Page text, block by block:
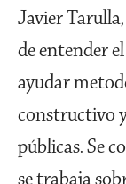
Javier
de entender
ayudar
constructivo
públicas. Se